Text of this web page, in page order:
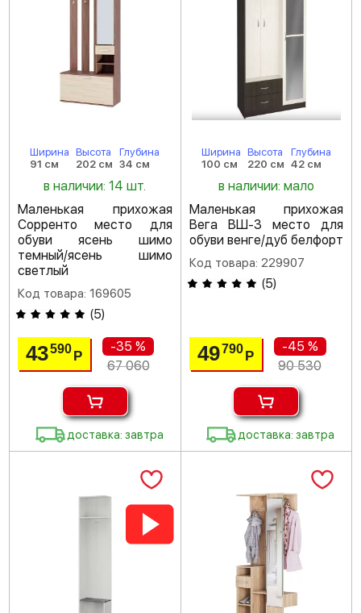
Ширина
91 см
Высота
202 см
Глубина
34 см
в наличии: 14 шт.
Маленькая прихожая
Сорренто место для
обуви ясень шимо
темный/ясень шимо
светлый
Код товара: 169605
(5)
43590 Р
-35 %
67 060
доставка: завтра
Ширина
100 см
Высота
220 см
Глубина
42 см
в наличии: мало
Маленькая прихожая
Вега ВШ-3 место для
обуви венге/дуб белфорт
Код товара: 229907
(5)
49790 Р
-45 %
90 530
доставка: завтра